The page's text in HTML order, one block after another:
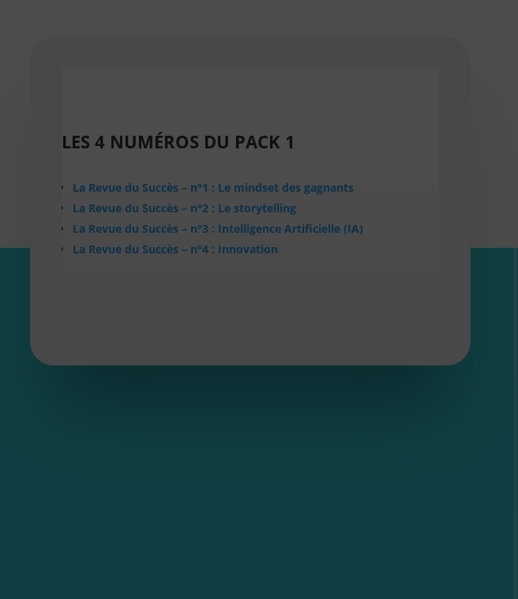
LES 4 NUMÉROS DU PACK 1
La Revue du Succès – n°1 : Le mindset des gagnants
La Revue du Succès – n°2 : Le storytelling
La Revue du Succès – n°3 : Intelligence Artificielle (IA)
La Revue du Succès – n°4 : Innovation